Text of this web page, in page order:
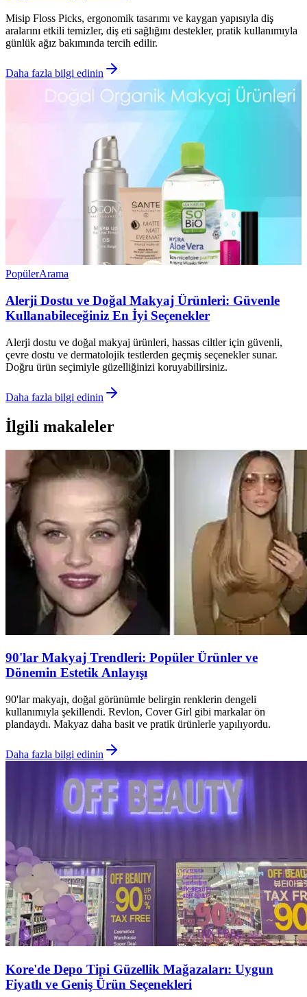
Misip Floss Picks, ergonomik tasarımı ve kaygan yapısıyla diş
aralarını etkili temizler, diş eti sağlığını destekler, pratik kullanımıyla
günlük ağız bakımında tercih edilir.
Daha fazla bilgi edinin
PopülerArama
Alerji Dostu ve Doğal Makyaj Ürünleri: Güvenle
Kullanabileceğiniz En İyi Seçenekler
Alerji dostu ve doğal makyaj ürünleri, hassas ciltler için güvenli,
çevre dostu ve dermatolojik testlerden geçmiş seçenekler sunar.
Doğru ürün seçimiyle güzelliğinizi koruyabilirsiniz.
Daha fazla bilgi edinin
İlgili makaleler
90'lar Makyaj Trendleri: Popüler Ürünler ve
Dönemin Estetik Anlayışı
90'lar makyajı, doğal görünümle belirgin renklerin dengeli
kullanımıyla şekillendi. Revlon, Cover Girl gibi markalar ön
plandaydı. Makyaz daha basit ve pratik ürünlerle yapılıyordu.
Daha fazla bilgi edinin
Kore'de Depo Tipi Güzellik Mağazaları: Uygun
Fiyatlı ve Geniş Ürün Seçenekleri